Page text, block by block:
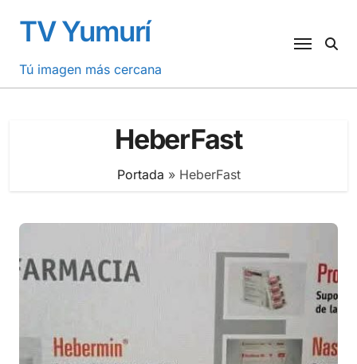
contenido
TV Yumurí
Tú imagen más cercana
HeberFast
Portada » HeberFast